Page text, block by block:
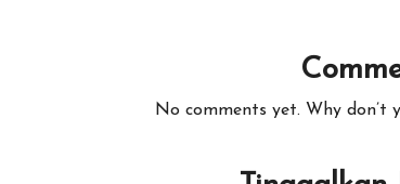
No comments yet. Why don’t